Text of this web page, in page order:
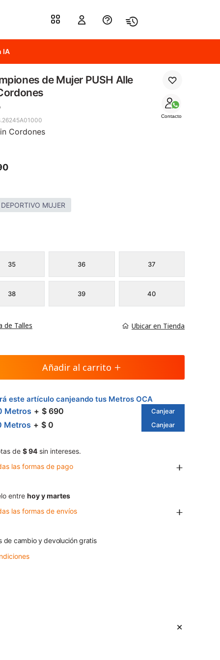
IA
de Mujer PUSH Alle
Contacto
Cordones
MUJER
35 36 37
38 39 40
de Talles Ubicar en Tienda
Añadir al carrito
este artículo canjeando tus Metros OCA
Metros $ 690 Canjear
Metros $ 0 Canjear
de $ 94 sin intereses.
las formas de pago
entre hoy y martes
las formas de envíos
de cambio y devolución gratis